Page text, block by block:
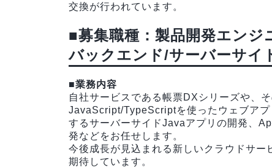
交換が行われています。
■募集職種：製品開発エンジ
バックエンド/サーバーサイ
■業務内容
自社サービスである帳票DXシリーズや、
JavaScript/TypeScriptを使ったウェブア
するサーバーサイドJavaアプリの開発、
発などをお任せします。
今後成長が見込まれる新しいクラウドサ
期待しています。